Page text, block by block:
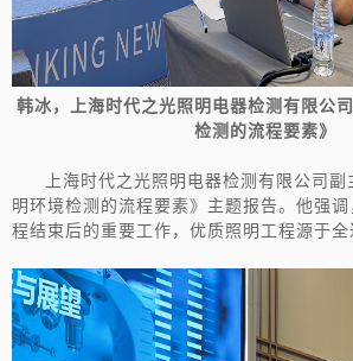
韩冰， 上海时代之光照明电器检测有限公
检测的流程要素》
上海时代之光照明电器检测有限公司
明环境检测的流程要素》主题报告。他强
程结束后的重要工作，优质照明工程源于全